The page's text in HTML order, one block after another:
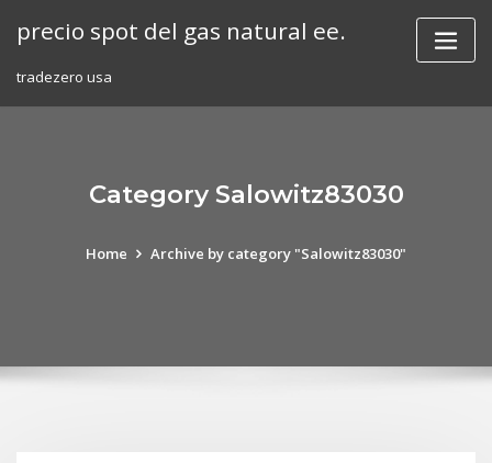
precio spot del gas natural ee.
tradezero usa
Category Salowitz83030
Home Archive by category "Salowitz83030"